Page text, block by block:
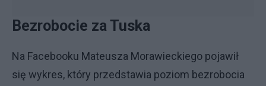
Bezrobocie za Tuska
Na Facebooku Mateusza Morawieckiego pojawił
się wykres, który przedstawia poziom bezrobocia